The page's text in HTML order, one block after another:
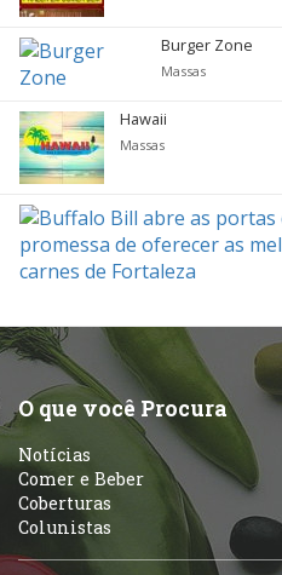
Burger Zone
Massas
Hawaii
Massas
O que você Procura
Notícias
Comer e Beber
Coberturas
Colunistas